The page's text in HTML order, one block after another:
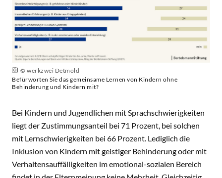
© werkzwei Detmold
Befürworten Sie das gemeinsame Lernen von Kindern ohne
Behinderung und Kindern mit?
Bei Kindern und Jugendlichen mit Sprachschwierigkeiten
liegt der Zustimmungsanteil bei 71 Prozent, bei solchen
mit Lernschwierigkeiten bei 66 Prozent. Lediglich die
Inklusion von Kindern mit geistiger Behinderung oder mit
Verhaltensauffälligkeiten im emotional-sozialen Bereich